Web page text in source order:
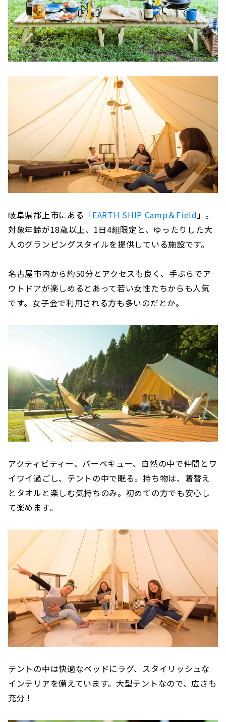
岐阜県郡上市にある「EARTH SHIP Camp＆Field」。
対象年齢が18歳以上、1日4組限定と、ゆったりした大
人のグランピングスタイルを提供している施設です。
名古屋市内から約50分とアクセスも良く、手ぶらでア
ウトドアが楽しめるとあって若い女性たちからも人気
です。女子会で利用される方も多いのだとか。
アクティビティー、バーベキュー、自然の中で仲間とワ
イワイ過ごし、テントの中で眠る。持ち物は、着替え
とタオルと楽しむ気持ちのみ。初めての方でも安心し
て楽めます。
テントの中は快適なベッドにラグ、スタイリッシュな
インテリアを備えています。大型テントなので、広さも
充分！